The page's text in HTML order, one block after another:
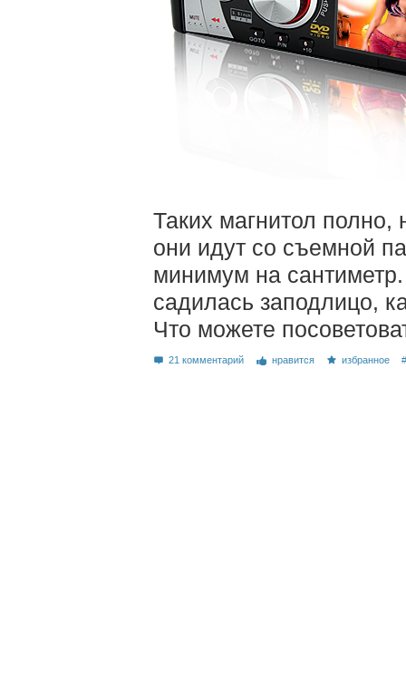
Таких магнитол полно,
они идут со съемной
минимум на
садилась заподлицо,
Что можете
21 комментарий нравится избранное